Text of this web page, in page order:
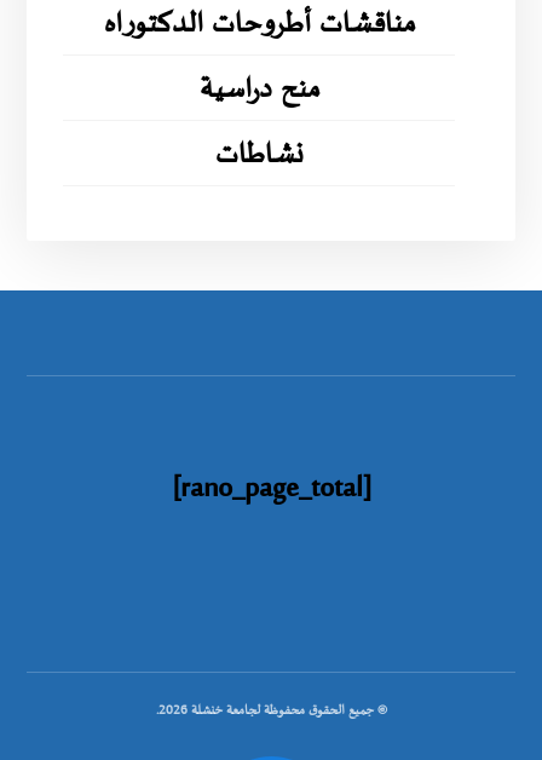
مناقشات أطروحات الدكتوراه
منح دراسية
نشاطات
[rano_page_total]
© جميع الحقوق محفوظة لجامعة خنشلة 2026.